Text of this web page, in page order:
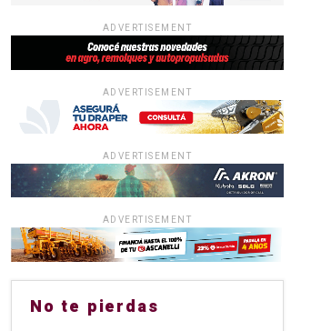
ADVERTISEMENT
ADVERTISEMENT
ADVERTISEMENT
ADVERTISEMENT
No te pierdas